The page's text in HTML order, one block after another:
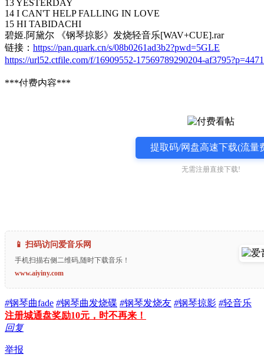
13 YESTERDAY
14 I CAN'T HELP FALLING IN LOVE
15 HI TABIDACHI
碧姬.阿黛尔 《钢琴掠影》发烧轻音乐[WAV+CUE].rar
链接： https://pan.quark.cn/s/08b0261ad3b2?pwd=5GLE
https://url52.ctfile.com/f/16909552-17569789290204-af3795?p=4471
***付费内容***
提取码/网盘高速下载(流量
无需注册直接下载!
📱 扫码访问爱音乐网
手机扫描右侧二维码,随时下载音乐！
www.aiyiny.com
#钢琴曲fade #钢琴曲发烧碟 #钢琴发烧友 #钢琴掠影 #轻音乐
注册城通盘奖励10元，时不再来！
回复
举报